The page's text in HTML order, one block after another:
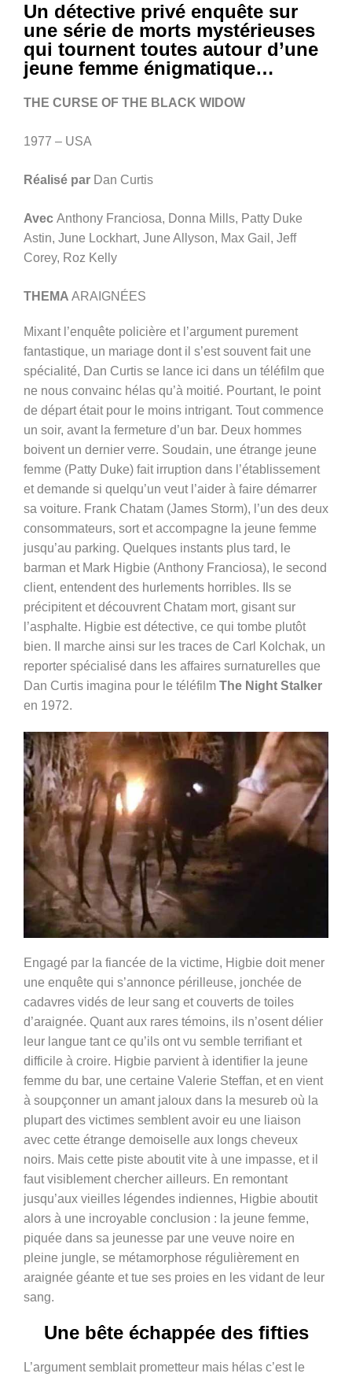
Un détective privé enquête sur
une série de morts mystérieuses
qui tournent toutes autour d’une
jeune femme énigmatique…
THE CURSE OF THE BLACK WIDOW
1977 – USA
Réalisé par Dan Curtis
Avec Anthony Franciosa, Donna Mills, Patty Duke
Astin, June Lockhart, June Allyson, Max Gail, Jeff
Corey, Roz Kelly
THEMA ARAIGNÉES
Mixant l’enquête policière et l’argument purement
fantastique, un mariage dont il s’est souvent fait une
spécialité, Dan Curtis se lance ici dans un téléfilm que
ne nous convainc hélas qu’à moitié. Pourtant, le point
de départ était pour le moins intrigant. Tout commence
un soir, avant la fermeture d’un bar. Deux hommes
boivent un dernier verre. Soudain, une étrange jeune
femme (Patty Duke) fait irruption dans l’établissement
et demande si quelqu’un veut l’aider à faire démarrer
sa voiture. Frank Chatam (James Storm), l’un des deux
consommateurs, sort et accompagne la jeune femme
jusqu’au parking. Quelques instants plus tard, le
barman et Mark Higbie (Anthony Franciosa), le second
client, entendent des hurlements horribles. Ils se
précipitent et découvrent Chatam mort, gisant sur
l’asphalte. Higbie est détective, ce qui tombe plutôt
bien. Il marche ainsi sur les traces de Carl Kolchak, un
reporter spécialisé dans les affaires surnaturelles que
Dan Curtis imagina pour le téléfilm The Night Stalker
en 1972.
Engagé par la fiancée de la victime, Higbie doit mener
une enquête qui s’annonce périlleuse, jonchée de
cadavres vidés de leur sang et couverts de toiles
d’araignée. Quant aux rares témoins, ils n’osent délier
leur langue tant ce qu’ils ont vu semble terrifiant et
difficile à croire. Higbie parvient à identifier la jeune
femme du bar, une certaine Valerie Steffan, et en vient
à soupçonner un amant jaloux dans la mesureb où la
plupart des victimes semblent avoir eu une liaison
avec cette étrange demoiselle aux longs cheveux
noirs. Mais cette piste aboutit vite à une impasse, et il
faut visiblement chercher ailleurs. En remontant
jusqu’aux vieilles légendes indiennes, Higbie aboutit
alors à une incroyable conclusion : la jeune femme,
piquée dans sa jeunesse par une veuve noire en
pleine jungle, se métamorphose régulièrement en
araignée géante et tue ses proies en les vidant de leur
sang.
Une bête échappée des fifties
L’argument semblait prometteur mais hélas c’est le